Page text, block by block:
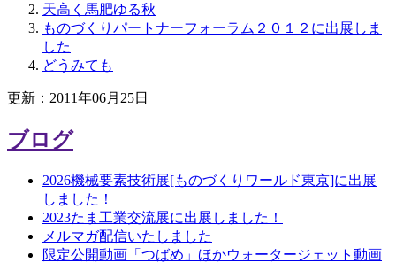
天高く馬肥ゆる秋
ものづくりパートナーフォーラム２０１２に出展しま
した
どうみても
更新：2011年06月25日
ブログ
2026機械要素技術展[ものづくりワールド東京]に出展
しました！
2023たま工業交流展に出展しました！
メルマガ配信いたしました
限定公開動画「つばめ」ほかウォータージェット動画